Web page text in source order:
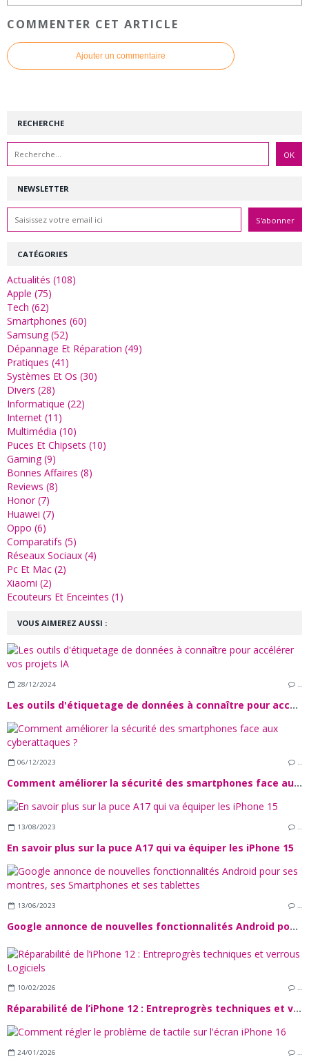
COMMENTER CET ARTICLE
Ajouter un commentaire
NEWSLETTER
RECHERCHE
VOUS AIMEREZ AUSSI :
28/12/2024 …
Les outils d'étiquetage de données à connaître pour accélérer vos projets IA
06/12/2023 …
Comment améliorer la sécurité des smartphones face aux cyberattaques ?
13/08/2023 …
En savoir plus sur la puce A17 qui va équiper les iPhone 15
13/06/2023 …
Google annonce de nouvelles fonctionnalités Android pour ses montres, ses Smartphones et ses tablettes
10/02/2026 …
Réparabilité de l’iPhone 12 : Entreprogrès techniques et verrous Logiciels
24/01/2026 …
CATÉGORIES
Actualités (108)
Apple (75)
Tech (62)
Smartphones (60)
Samsung (52)
Dépannage Et Réparation (49)
Pratiques (41)
Systèmes Et Os (30)
Divers (28)
Informatique (22)
Internet (11)
Multimédia (10)
Puces Et Chipsets (10)
Gaming (9)
Bonnes Affaires (8)
Reviews (8)
Honor (7)
Huawei (7)
Oppo (6)
Comparatifs (5)
Réseaux Sociaux (4)
Pc Et Mac (2)
Xiaomi (2)
Ecouteurs Et Enceintes (1)